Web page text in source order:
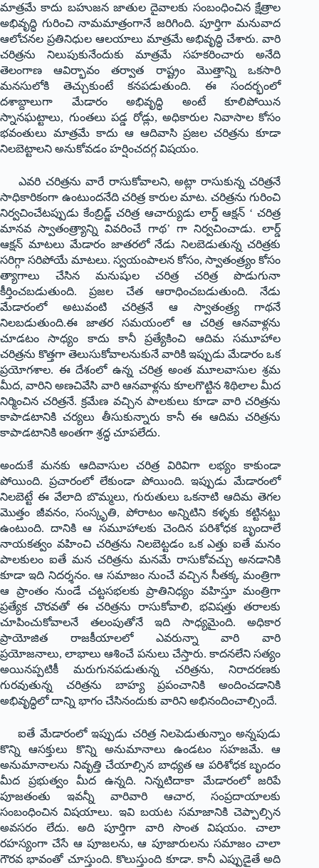
మాత్రమే కాదు బహుజన జాతుల దైవాలకు సంబంధించిన క్షేత్రాల
అభివృద్ధి గురించి నామమాత్రంగానే జరిగింది. పూర్తిగా మనువాద
ఆలోచనల ప్రతినిధుల ఆలయాలు మాత్రమే అభివృద్ధి చేశారు. వారి
చరిత్రను నిలుపుకునేందుకు మాత్రమే సహకరించారు అనేది
తెలంగాణ ఆవిర్భావం తర్వాత రాష్ట్రం మొత్తాన్ని ఒకసారి
మనసులోకి తెచ్చుకుంటే కనపడుతుంది. ఈ సందర్భంలో
దశాబ్దాలుగా మేడారం అభివృద్ధి అంటే కూలిపోయిన
స్నానఘట్టాలు, గుంతలు పడ్డ రోడ్లు, అధికారుల నివాసాల కోసం
భవంతులు మాత్రమే కాదు ఆ ఆదివాసి ప్రజల చరిత్రను కూడా
నిలబెట్టాలని అనుకోవడం హర్షించదగ్గ విషయం.
ఎవరి చరిత్రను వారే రాసుకోవాలని, అట్లా రాసుకున్న చరిత్రనే
సాధికారికంగా ఉంటుందనేది చరిత్ర కారుల మాట. చరిత్రను గురించి
నిర్వచించేటప్పుడు కేంబ్రిడ్జ్ చరిత్ర ఆచార్యుడు లార్డ్ ఆక్షన్ ‘ చరిత్ర
మానవ స్వాతంత్ర్యాన్ని వివరించే గాథ’ గా నిర్వచించాడు. లార్డ్
ఆక్షన్ మాటలు మేడారం జాతరలో నేడు నిలబెడుతున్న చరిత్రకు
సరిగ్గా సరిపోయే మాటలు. స్వయంపాలన కోసం, స్వాతంత్ర్యం కోసం
త్యాగాలు చేసిన మనుషుల చరిత్ర చరిత్ర పొడుగునా
కీర్తించబడుతుంది. ప్రజల చేత ఆరాధించబడుతుంది. నేడు
మేడారంలో అటువంటి చరిత్రనే ఆ స్వాతంత్ర్య గాథనే
నిలబడుతుంది.ఈ జాతర సమయంలో ఆ చరిత్ర ఆనవాళ్లను
చూడటం సాధ్యం కాదు కానీ ప్రత్యేకించి ఆదిమ సమూహాల
చరిత్రను కొత్తగా తెలుసుకోవాలనుకునే వారికి ఇప్పుడు మేడారం ఒక
ప్రయోగశాల. ఈ దేశంలో ఉన్న చరిత్ర అంత మూలవాసుల శ్రమ
మీద, వారిని అణచివేసి వారి ఆనవాళ్లను కూలగొట్టిన శిథిలాల మీద
నిర్మించిన చరిత్రనే. క్రమేణ వచ్చిన పాలకులు కూడా వారి చరిత్రను
కాపాడటానికి చర్యలు తీసుకున్నారు కానీ ఈ ఆదిమ చరిత్రను
కాపాడటానికి అంతగా శ్రద్ధ చూపలేదు.
అందుకే మనకు ఆదివాసుల చరిత్ర విరివిగా లభ్యం కాకుండా
పోయింది. ప్రచారంలో లేకుండా పోయింది. ఇప్పుడు మేడారంలో
నిలబెట్టే ఈ వేలాది బొమ్మలు, గురుతులు ఒకనాటి ఆదిమ తెగల
మొత్తం జీవనం, సంస్కృతి, పోరాటం అన్నిటిని కళ్ళకు కట్టినట్టు
ఉంటుంది. దానికి ఆ సమూహాలకు చెందిన పరిశోధక బృందాలే
నాయకత్వం వహించి చరిత్రను నిలబెట్టడం ఒక ఎత్తు ఐతే మనం
పాలకులం ఐతే మన చరిత్రను మనమే రాసుకోవచ్చు అనడానికి
కూడా ఇది నిదర్శనం. ఆ సమాజం నుంచే వచ్చిన సీతక్క మంత్రిగా
ఆ ప్రాంతం నుండే చట్టసభలకు ప్రాతినిధ్యం వహిస్తూ మంత్రిగా
ప్రత్యేక చొరవతో ఈ చరిత్రను రాసుకోవాలి, భవిషత్తు తరాలకు
చూపించుకోవాలనే తలంపుతోనే ఇది సాధ్యమైంది. అధికార
ప్రాయోజిత రాజకీయాలలో ఎవరున్నా వారి వారి
ప్రయోజనాలు, లాభాలు ఆశించే పనులు చేస్తారు. కాదనలేని సత్యం
అయినప్పటికీ మరుగునపడుతున్న చరిత్రను, నిరాదరణకు
గురవుతున్న చరిత్రను బాహ్య ప్రపంచానికి అందించడానికి
అభివృద్ధిలో దాన్ని భాగం చేసినందుకు వారిని అభినందించాల్సిందే.
ఐతే మేడారంలో ఇప్పుడు చరిత్ర నిలపెడుతున్నాం అన్నపుడు
కొన్ని ఆసక్తులు కొన్ని అనుమానాలు ఉండటం సహజమే. ఆ
అనుమానాలను నివృత్తి చేయాల్సిన బాధ్యత ఆ పరిశోధక బృందం
మీద ప్రభుత్వం మీద ఉన్నది. నిన్నటిదాకా మేడారంలో జరిపే
పూజతంతు ఇవన్నీ వారివారి ఆచార, సంప్రదాయాలకు
సంబంధించిన విషయాలు. ఇవి బయట సమాజానికి చెప్పాల్సిన
అవసరం లేదు. అది పూర్తిగా వారి సొంత విషయం. చాలా
రహస్యంగా చేసే ఆ పూజలను, ఆ పూజారులను సమాజం చాలా
గౌరవ భావంతో చూస్తుంది. కొలుస్తుంది కూడా. కానీ ఎప్పుడైతే అది